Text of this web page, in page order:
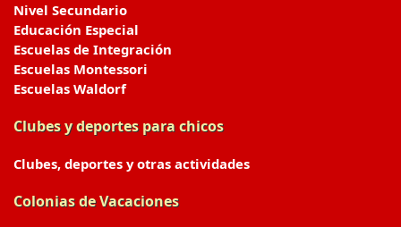
Nivel Secundario
Educación Especial
Escuelas de Integración
Escuelas Montessori
Escuelas Waldorf
Clubes y deportes para chicos
Clubes, deportes y otras actividades
Colonias de Vacaciones